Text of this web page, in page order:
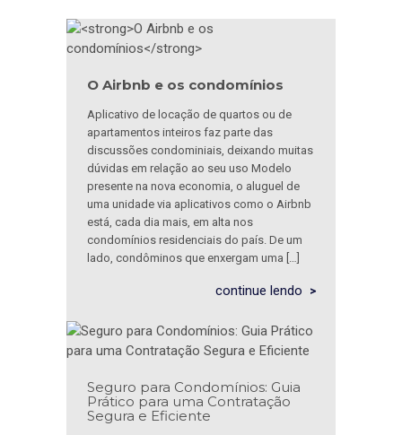
O Airbnb e os condomínios
Aplicativo de locação de quartos ou de
apartamentos inteiros faz parte das
discussões condominiais, deixando muitas
dúvidas em relação ao seu uso Modelo
presente na nova economia, o aluguel de
uma unidade via aplicativos como o Airbnb
está, cada dia mais, em alta nos
condomínios residenciais do país. De um
lado, condôminos que enxergam uma […]
continue lendo
Seguro para Condomínios: Guia
Prático para uma Contratação
Segura e Eficiente